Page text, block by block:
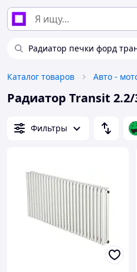
Радиатор печки форд
Каталог товаров Авто -
Радиатор Transit 2.2/
Фильтры